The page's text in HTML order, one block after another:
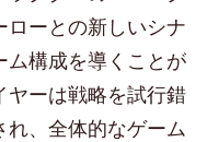
ローとの新しいシナ
ム構成を導くことが
ヤーは戦略を試行錯
れ、全体的なゲーム